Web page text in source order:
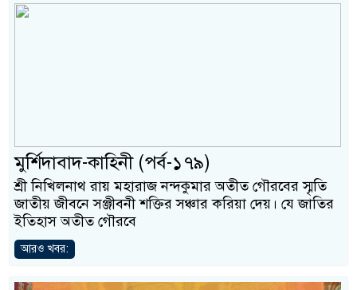
মুর্শিদাবাদ-কাহিনী (পর্ব-১৭৯)
শ্রী নিখিলনাথ রায় মহারাজ নন্দকুমার অতীত গৌরবের স্মৃতি
জাতীয় জীবনে সঞ্জীবনী শক্তির সঞ্চার করিয়া দেয়। যে জাতির
ইতিহাস অতীত গৌরবে
আরও খবর: